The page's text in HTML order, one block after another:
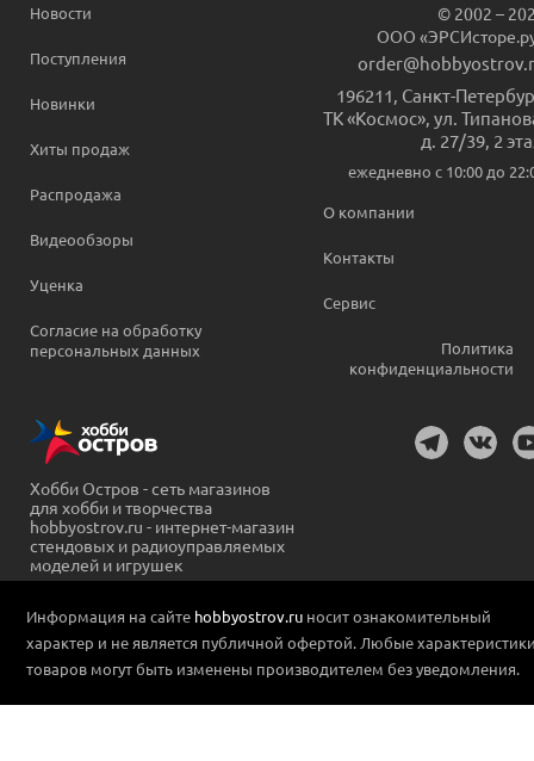
Новости
Поступления
Новинки
Хиты продаж
Распродажа
Видеообзоры
Уценка
Согласие на обработку
персональных данных
© 2002 –
ООО
196211 Санкт-
ТК «Космос», ул.
д. 27/39, 2
ежедневно c 10:00 до
О компании
Контакты
Сервис
Политика
конфиденциальности
Хобби Остров - сеть магазинов
для хобби и творчества
hobbyostrov.ru - интернет-магазин
стендовых и радиоуправляемых
моделей и игрушек
Информация на сайте hobbyostrov.ru носит ознакомительный
характер и не является публичной офертой. Любые
товаров могут быть изменены производителем без уведомления.